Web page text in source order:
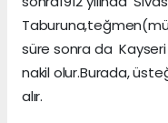
süre sonra da
nakil olur.Burada,
alır.